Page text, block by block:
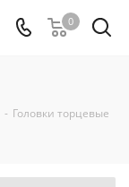
0
- Головки торцевые